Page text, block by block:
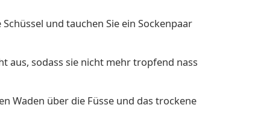
und tauchen Sie ein Sockenpaar
aus, sodass sie nicht mehr tropfend nass
Waden über die Füsse und das trockene